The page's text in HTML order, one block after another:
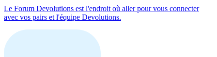
Le Forum Devolutions est l'endroit où aller pour vous connecter
avec vos pairs et l'équipe Devolutions.